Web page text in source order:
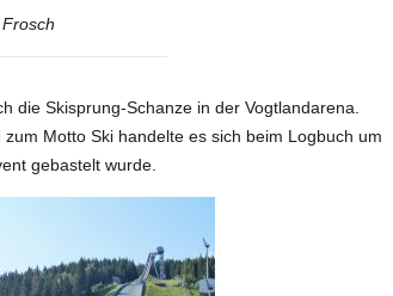
die Skisprung-Schanze in der Vogtlandarena.
Motto Ski handelte es sich beim Logbuch um
gebastelt wurde.